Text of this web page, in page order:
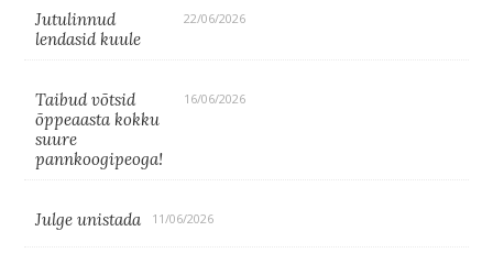
Jutulinnud
lendasid kuule
22/06/2026
Taibud võtsid
õppeaasta kokku
suure
pannkoogipeoga!
16/06/2026
Julge unistada 11/06/2026